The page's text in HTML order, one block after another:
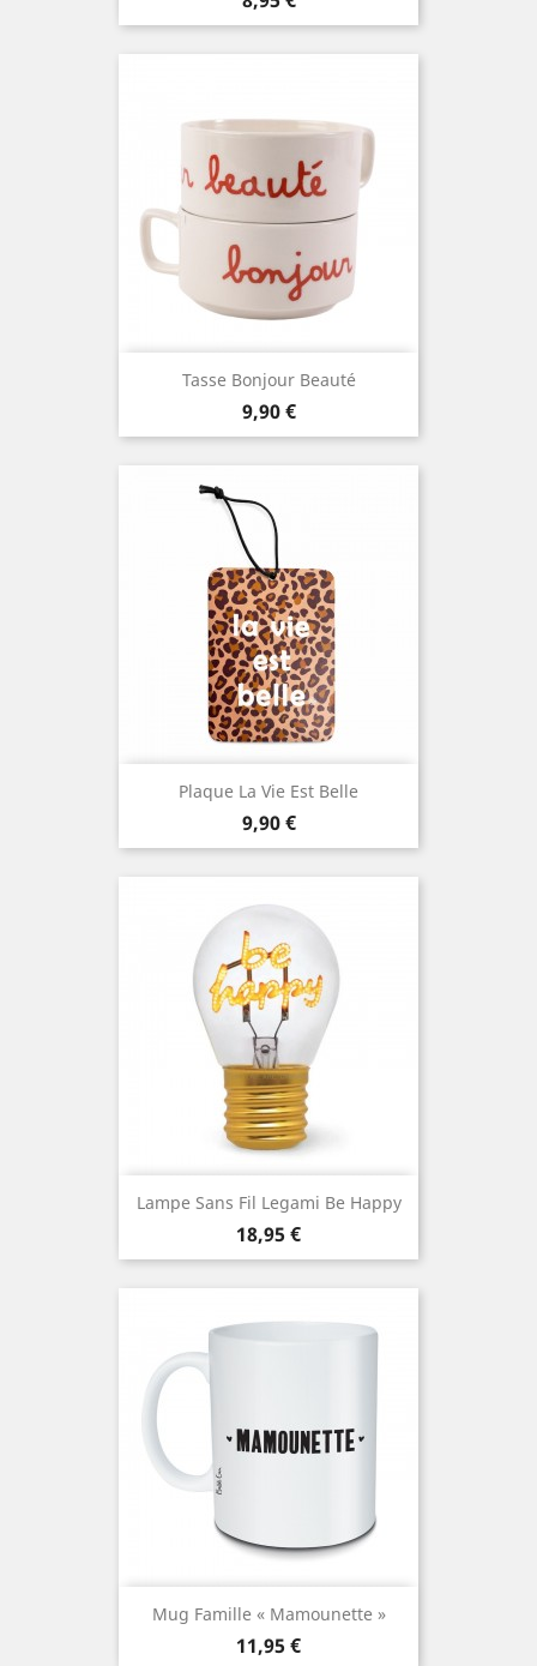
Tasse Bonjour Beauté
Prix
9,90 €
Plaque La Vie Est Belle
Prix
9,90 €
Lampe Sans Fil Legami Be Happy
Prix
18,95 €
Mug Famille « Mamounette »
Prix
11,95 €